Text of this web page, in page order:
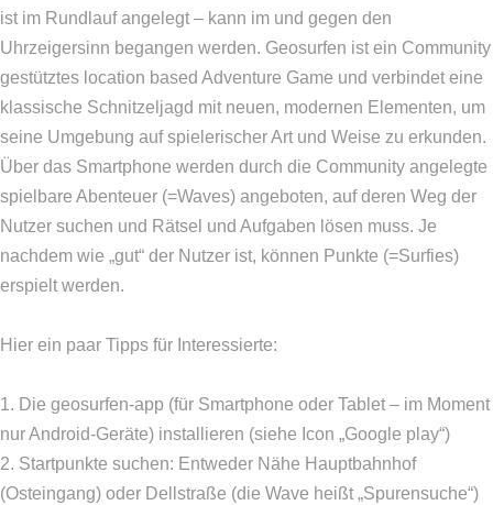
ist im Rundlauf angelegt – kann im und gegen den
Uhrzeigersinn begangen werden. Geosurfen ist ein Community
gestütztes location based Adventure Game und verbindet eine
klassische Schnitzeljagd mit neuen, modernen Elementen, um
seine Umgebung auf spielerischer Art und Weise zu erkunden.
Über das Smartphone werden durch die Community angelegte
spielbare Abenteuer (=Waves) angeboten, auf deren Weg der
Nutzer suchen und Rätsel und Aufgaben lösen muss. Je
nachdem wie „gut“ der Nutzer ist, können Punkte (=Surfies)
erspielt werden.
Hier ein paar Tipps für Interessierte:
1. Die geosurfen-app (für Smartphone oder Tablet – im Moment
nur Android-Geräte) installieren (siehe Icon „Google play“)
2. Startpunkte suchen: Entweder Nähe Hauptbahnhof
(Osteingang) oder Dellstraße (die Wave heißt „Spurensuche“)